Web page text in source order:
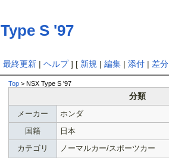
S '97
最終更新 |ヘルプ] [ 新規 |編集 |添付 | 差分
Top > NSX Type S '97
分類
メーカー ホンダ
国籍
日本
カテゴリ
ノーマルカー/スポーツカー